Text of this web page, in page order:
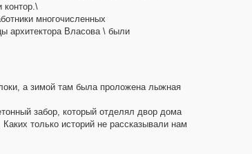
контор.\
многочисленных
архитектора Власова \ были
а зимой там была проложена лыжная
забор, который отделял двор дома
только историй не рассказывали нам